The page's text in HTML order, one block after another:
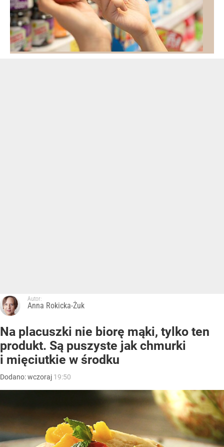
Autor:
Anna Rokicka-Żuk
Na placuszki nie biorę mąki, tylko ten
produkt. Są puszyste jak chmurki
i mięciutkie w środku
Dodano:wczoraj 19:50